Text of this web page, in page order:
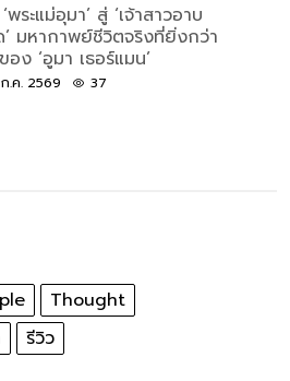
พระแม่อุมา’ สู่ ‘เจ้าสาวอาบ
’ มหากาพย์ชีวิตจริงที่ยิ่งกว่า
อง ‘อูมา เธอร์แมน’
.ค. 2569 37
Thought
รีวิว